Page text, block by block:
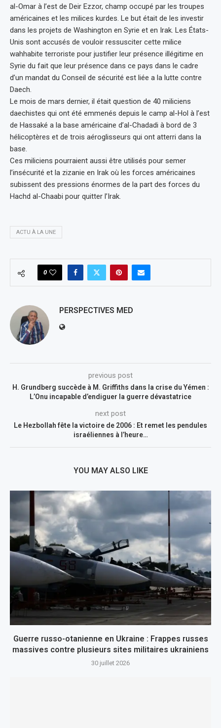
al-Omar à l’est de Deir Ezzor, champ occupé par les troupes
américaines et les milices kurdes. Le but était de les investir
dans les projets de Washington en Syrie et en Irak. Les États-
Unis sont accusés de vouloir ressusciter cette milice
wahhabite terroriste pour justifier leur présence illégitime en
Syrie du fait que leur présence dans ce pays dans le cadre
d’un mandat du Conseil de sécurité est liée a la lutte contre
Daech.
Le mois de mars dernier, il était question de 40 miliciens
daechistes qui ont été emmenés depuis le camp al-Hol à l’est
de Hassaké a la base américaine d’al-Chadadi à bord de 3
hélicoptères et de trois aéroglisseurs qui ont atterri dans la
base.
Ces miliciens pourraient aussi être utilisés pour semer
l’insécurité et la zizanie en Irak où les forces américaines
subissent des pressions énormes de la part des forces du
Hachd al-Chaabi pour quitter l’Irak.
ACTU À LA UNE
0
PERSPECTIVES MED
previous post
H. Grundberg succède à M. Griffiths dans la crise du Yémen :
L’Onu incapable d’endiguer la guerre dévastatrice
next post
Le Hezbollah fête la victoire de 2006 : Et remet les pendules
israéliennes à l’heure…
YOU MAY ALSO LIKE
Guerre russo-otanienne en Ukraine : Frappes russes
massives contre plusieurs sites militaires ukrainiens
30 juillet 2026